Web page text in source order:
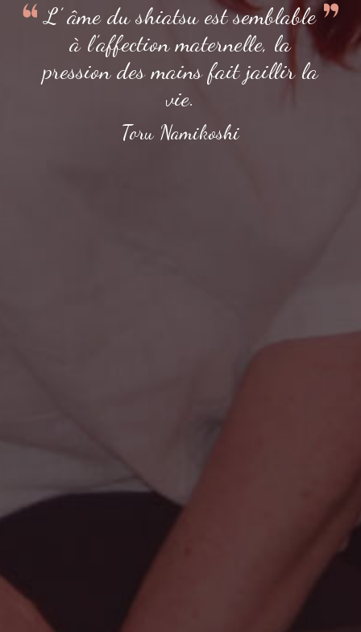
L’ âme du shiatsu est semblable
à l’affection maternelle, la
pression des mains fait jaillir la
vie.
Toru Namikoshi